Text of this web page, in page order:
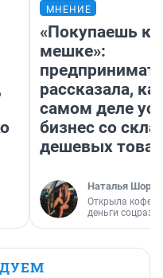
МНЕНИЕ
«Покупаешь
мешке»:
рассказала,
самом деле
бизнес со
дешевых
Наталья
Открыла
деньги